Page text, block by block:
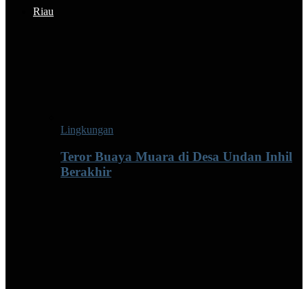
Riau
Lingkungan
Teror Buaya Muara di Desa Undan Inhil
Berakhir